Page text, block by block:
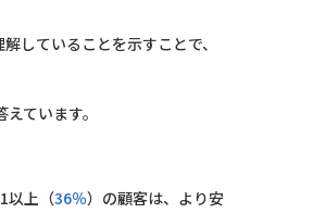
していることを示すことで、
ています。
以上（36％）の顧客は、より安